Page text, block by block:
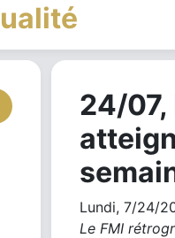
Rechercher24/07,
Lundi, 7/24/
Le FMI